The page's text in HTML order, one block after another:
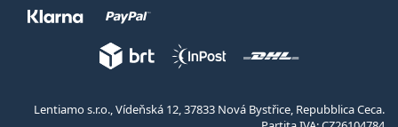
Lentiamo s.r.o., Vídeňská 12, 37833 Nová Bystřice, Repubblica Ceca.